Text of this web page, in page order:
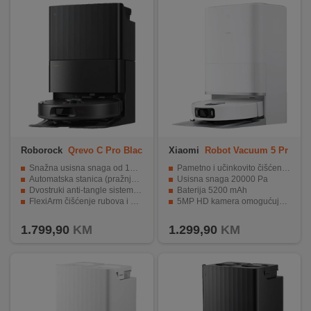
Roborock Qrevo C Pro Blac
Snažna usisna snaga od 18.500 Pa
Automatska stanica (pražnjenje, pranje i sušenje krpa)
Dvostruki anti-tangle sistem za dlake
FlexiArm čišćenje rubova i uglova
1.799,90 KM
Xiaomi
Robot Vacuum 5 Pr
Pametno i učinkovito čišćenje doma
Usisna snaga 20000 Pa
Baterija 5200 mAh
5MP HD kamera omogućuje daljinsko praćenje kućnih ljubimaca
1.299,90 KM